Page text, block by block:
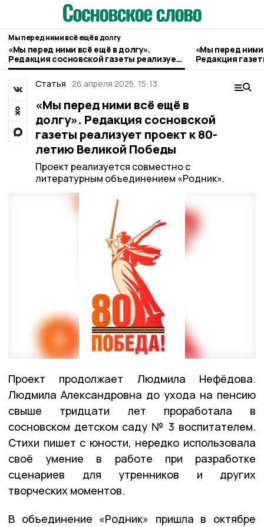
Мы перед ними всё ещё в долгу
«Мы перед ними всё ещё в долгу».
Редакция сосновской газеты реализует
проект к 80-летию Великой Победы
«Мы перед ними
Редакция
летию
Статья 26 апреля 2025, 15:13
«Мы перед ними всё ещё в
долгу». Редакция сосновской
газеты реализует проект к 80-
летию Великой Победы
Проект реализуется совместно с
литературным объединением «Родник».
Проект продолжает Людмила Нефёдова.
Людмила Александровна до ухода на пенсию
свыше тридцати лет проработала в
сосновском детском саду № 3 воспитателем.
Стихи пишет с юности, нередко использовала
своё умение в работе при разработке
сценариев для утренников и других
творческих моментов.
В объединение «Родник» пришла в октябре